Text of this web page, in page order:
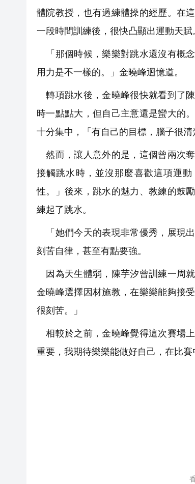
體院教授，也有過練體操的經歷。在
一段時間訓練後，很快凸顯出運動天賦
「那個時候，樂樂對跳水還沒有概
用力是不一樣的。」金曉峰迴憶道。
轉項跳水後，金曉峰很快就看到了
時一點點大，但自己主意還是蠻大的
十分集中，「有自己的目標，腦子很清
然而，讓人意外的是，這個曾兩次
接觸跳水時，並沒那麼喜歡這項運
性。」後來，跳水的魅力、教練的鼓
練起了跳水。
「她們今天的表現非常優秀，展現
刻苦自律，甚至有點要強。
因為天生體弱，陳芋汐曾訓練一周
金曉峰選擇因材施教，在樂樂能夠接
很刻苦。」
相較於之前，金曉峰覺得這次賽場
重要，我期待樂樂能做好自己，在比